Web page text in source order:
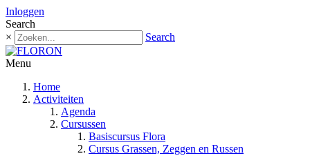
Inloggen
Search
×
Search
Menu
Home
Activiteiten
Agenda
Cursussen
Basiscursus Flora
Cursus Grassen, Zeggen en Russen